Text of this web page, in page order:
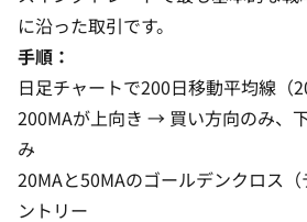
に沿った取引です。
手順：
日足チャートで200日移動平均線（
200MAが上向き → 買い方向のみ、
み
20MAと50MAのゴールデンクロス
ントリー